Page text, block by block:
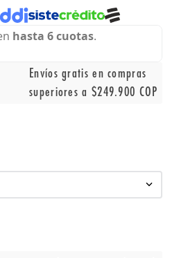
Envíos gratis en compras
superiores a $249.900 COP